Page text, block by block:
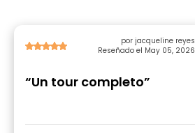
por jacqueline reyes
Reseñado el May 05, 2026
“Un tour completo”